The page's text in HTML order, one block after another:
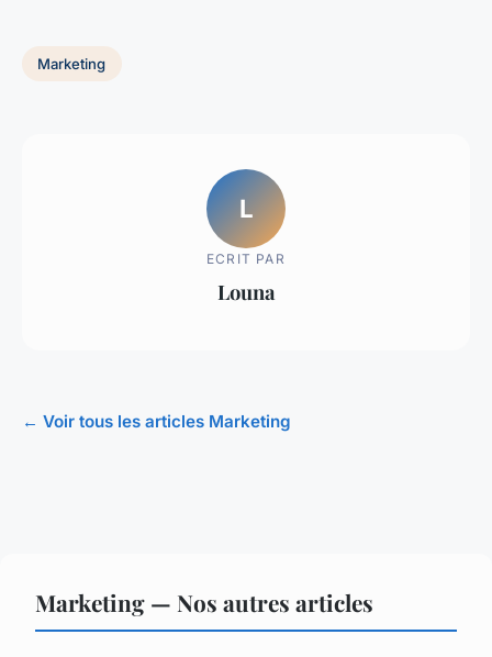
Marketing
L
ECRIT PAR
Louna
← Voir tous les articles Marketing
Marketing — Nos autres articles